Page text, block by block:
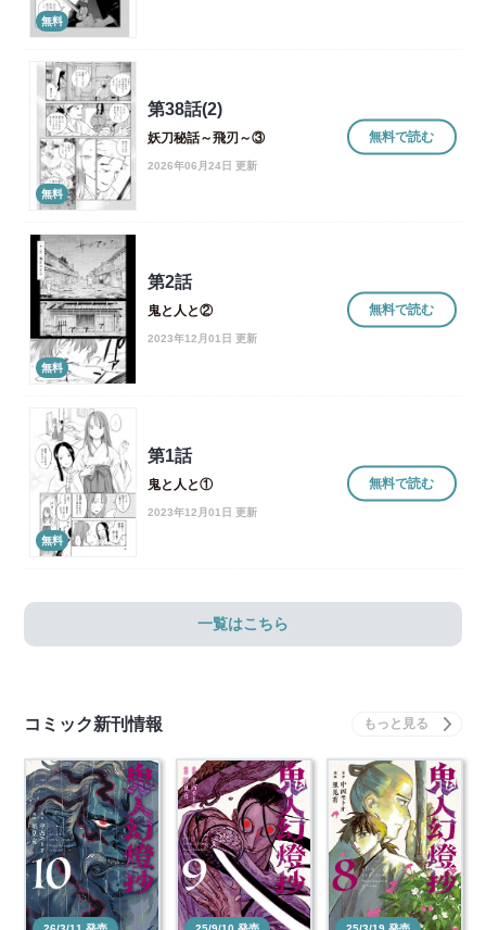
無料
無料
第38話(2)
妖刀秘話～飛刃～③
2026年06月24日 更新
無料で読む
無料
第2話
鬼と人と②
2023年12月01日 更新
無料で読む
無料
第1話
鬼と人と①
2023年12月01日 更新
無料で読む
一覧はこちら
コミック新刊情報